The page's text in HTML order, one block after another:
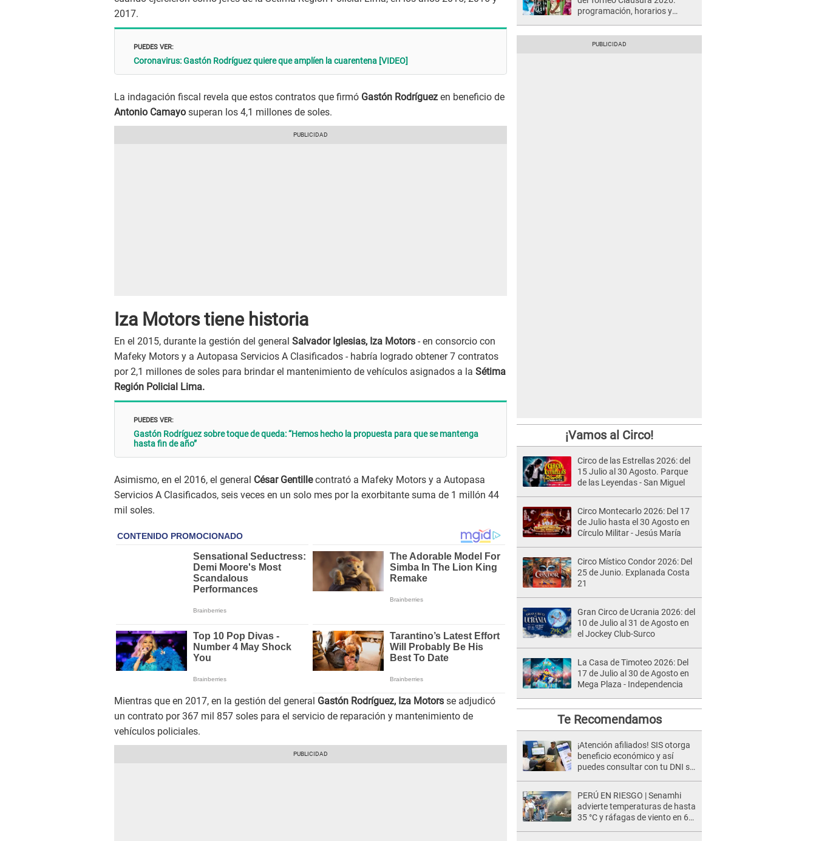
2017.
PUEDES VER:
Coronavirus: Gastón Rodríguez quiere que amplíen la cuarentena [VIDEO]
La indagación fiscal revela que estos contratos que firmó Gastón Rodríguez en beneficio de
Antonio Camayo superan los 4,1 millones de soles.
Iza Motors tiene historia
En el 2015, durante la gestión del general Salvador Iglesias, Iza Motors - en consorcio con
Mafeky Motors y a Autopasa Servicios A Clasificados - habría logrado obtener 7 contratos
por 2,1 millones de soles para brindar el mantenimiento de vehículos asignados a la Sétima
Región Policial Lima.
PUEDES VER:
Gastón Rodríguez sobre toque de queda: “Hemos hecho la propuesta para que se mantenga
hasta fin de año”
Asimismo, en el 2016, el general César Gentillecontrató a Mafeky Motors y a Autopasa
Servicios A Clasificados, seis veces en un solo mes por la exorbitante suma de 1 millón 44
mil soles.
Mientras que en 2017, en la gestión del general Gastón Rodríguez, Iza Motors se adjudicó
un contrato por 367 mil 857 soles para el servicio de reparación y mantenimiento de
vehículos policiales.
programación, horarios y
¡Vamos al Circo!
Circo de las Estrellas 2026: del
15 Julio al 30 Agosto. Parque
de las Leyendas - San Miguel
Circo Montecarlo 2026: Del 17
de Julio hasta el 30 Agosto en
Círculo Militar - Jesús María
Circo Místico Condor 2026: Del
25 de Junio. Explanada Costa
21
Gran Circo de Ucrania 2026: del
10 de Julio al 31 de Agosto en
el Jockey Club-Surco
La Casa de Timoteo 2026: Del
17 de Julio al 30 de Agosto en
Mega Plaza - Independencia
Te Recomendamos
¡Atención afiliados! SIS otorga
beneficio económico y así
puedes consultar con tu DNI si
PERÚ EN RIESGO | Senamhi
advierte temperaturas de hasta
35 °C y ráfagas de viento en 6